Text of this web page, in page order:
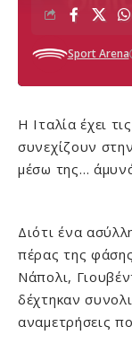
Sport Arena
Η Ιταλία έχει
συνεχίζουν
μέσω της…
Διότι ένα
πέρας της
Νάπολι,
δέχτηκαν
αναμετρήσεις